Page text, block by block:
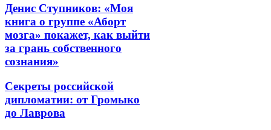
Денис Ступников: «Моя
книга о группе «Аборт
мозга» покажет, как выйти
за грань собственного
сознания»
Секреты российской
дипломатии: от Громыко
до Лаврова